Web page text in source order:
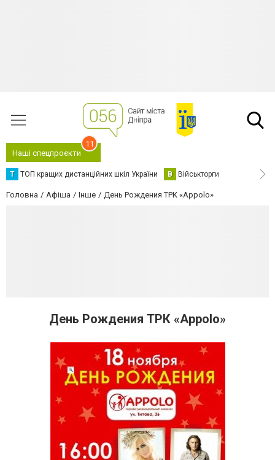
Наші спецпроєкти
11
Т ТОП кращих дистанційних шкіл України В Військторги
Головна Афіша Інше День Рождения ТРК «Appolo»
День Рождения ТРК «Appolo»